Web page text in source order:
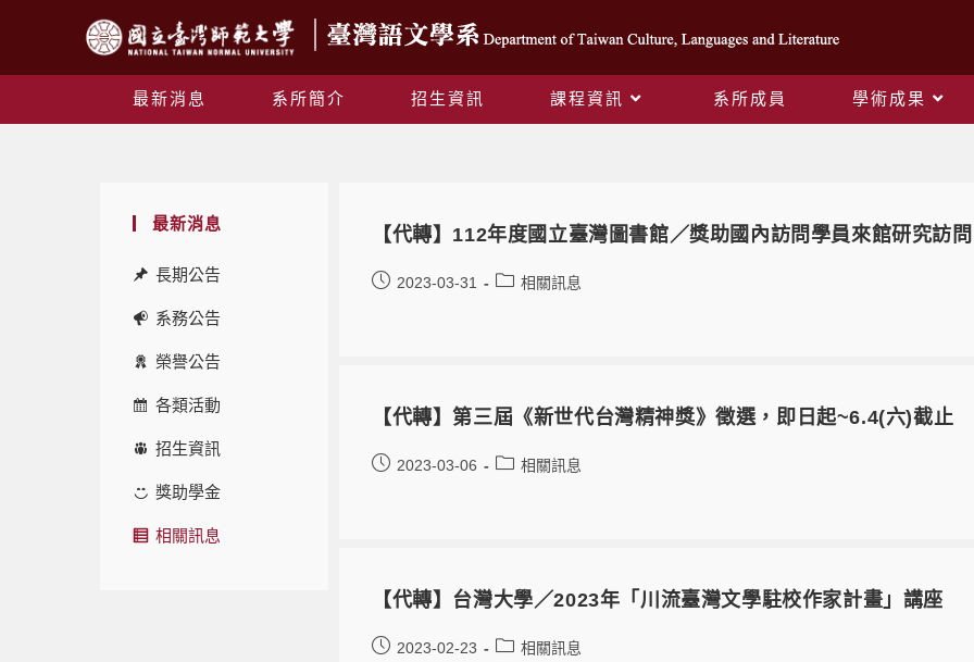
最新消息 系所簡介 招生資訊 課程資訊 系所成員 學術成果
最新消息
長期公告
系務公告
榮譽公告
各類活動
招生資訊
獎助學金
相關訊息
【代轉】112年度國立臺灣圖書館／獎助國內訪問學員來館研究訪
2023-03-31 相關訊息
【代轉】第三屆《新世代台灣精神獎》徵選，即日起~6.4(六)截止
2023-03-06 相關訊息
【代轉】台灣大學／2023年「川流臺灣文學駐校作家計畫」講座
2023-02-23 相關訊息